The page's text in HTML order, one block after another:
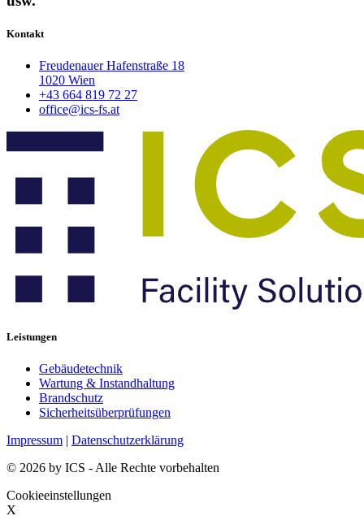
Kontakt
Freudenauer Hafenstraße 18
1020 Wien
+43 664 819 72 27
office@ics-fs.at
Leistungen
Gebäudetechnik
Wartung & Instandhaltung
Brandschutz
Sicherheitsüberprüfungen
Impressum | Datenschutzerklärung
© 2026 by ICS - Alle Rechte vorbehalten
Cookieeinstellungen
X